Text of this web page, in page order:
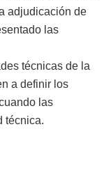
adjudicación de
las
técnicas de la
a definir los
las
técnica.